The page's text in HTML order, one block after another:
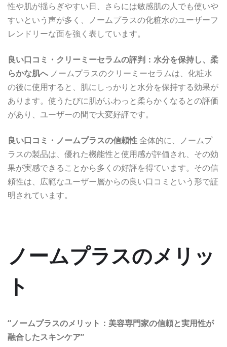
性や肌が揺らぎやすい日、さらには敏感肌の人でも使いや
すいという声が多く、ノームプラスの化粧水のユーザーフ
レンドリーな面を強く表しています。
良い口コミ・クリーミーセラムの評判：水分を保持し、柔
らかな肌へノームプラスのクリーミーセラムは、化粧水
の後に使用すると、肌にしっかりと水分を保持する効果が
あります。使うたびに肌がふわっと柔らかくなるとの評価
があり、ユーザーの間で大変好評です。
良い口コミ・ノームプラスの信頼性全体的に、ノームプ
ラスの製品は、優れた機能性と使用感が評価され、その効
果が実感できることから多くの好評を得ています。その信
頼性は、広範なユーザー層からの良い口コミという形で証
明されています。
ノームプラスのメリッ
ト
“ノームプラスのメリット：美容専門家の信頼と実用性が
融合したスキンケア”